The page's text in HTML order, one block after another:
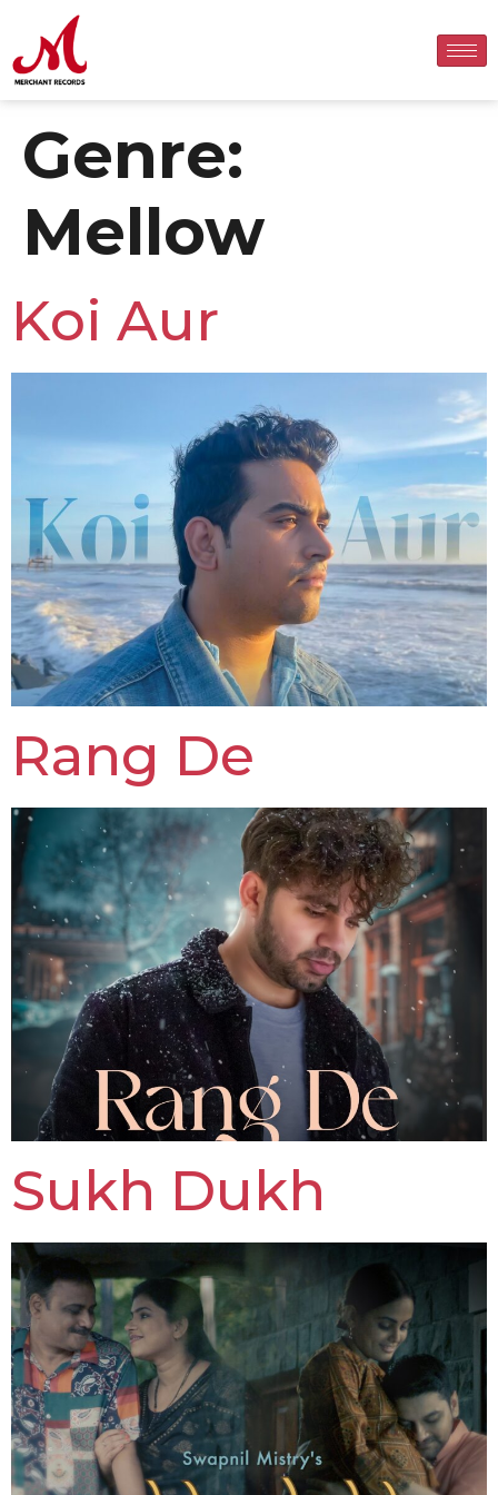
Genre:
Mellow
Koi Aur
Rang De
Sukh Dukh